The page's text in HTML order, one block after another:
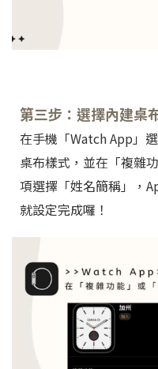
第三步：選擇內建桌
在手機「Watch App」
桌布樣式，並在「複雜
項選擇「姓名簡稱」，
就設定完成囉！